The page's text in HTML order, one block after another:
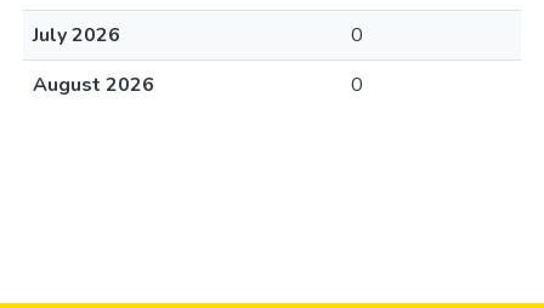
July 2026
0
August 2026
0